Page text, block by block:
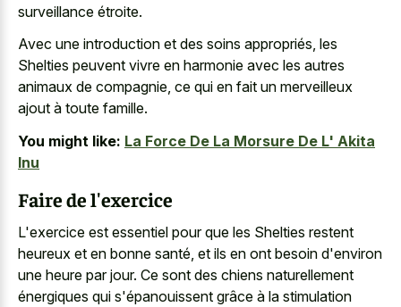
surveillance étroite.
Avec une introduction et des soins appropriés, les
Shelties peuvent vivre en harmonie avec les autres
animaux de compagnie, ce qui en fait un merveilleux
ajout à toute famille.
You might like: La Force De La Morsure De L' Akita
Inu
Faire de l'exercice
L'exercice est essentiel pour que les Shelties restent
heureux et en bonne santé, et ils en ont besoin d'environ
une heure par jour. Ce sont des chiens naturellement
énergiques qui s'épanouissent grâce à la stimulation